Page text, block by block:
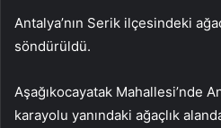
Antalya’nın Serik ilçesindeki
söndürüldü.
Aşağıkocayatak Mahallesi’nde
karayolu yanındaki ağaçlık